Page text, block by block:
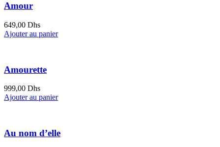
Amour
649,00 Dhs
Ajouter au panier
Amourette
999,00 Dhs
Ajouter au panier
Au nom d’elle